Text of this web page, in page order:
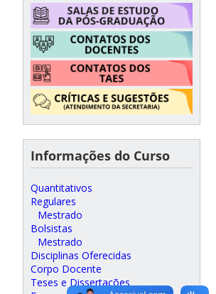
Informações do Curso
Quantitativos
Regulares
Mestrado
Bolsistas
Mestrado
Disciplinas Oferecidas
Corpo Docente
Teses e Dissertações